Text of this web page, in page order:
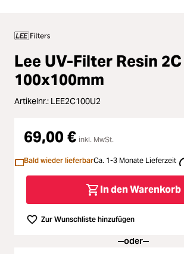
Loading...
Loading...
Licht & Studio
Loading...
Loading...
Ferngläser
Loading...
Second Hand
Loading...
SALE
Loading...
Lee UV-Filter Resin 2C
100x100mm
Artikelnr.: LEE2C100U2
69,00 € inkl. MwSt.
Bald wieder lieferbarCa. 1-3 Monate Lieferzeit
In den Warenkorb
Zur Wunschliste hinzufügen
oder